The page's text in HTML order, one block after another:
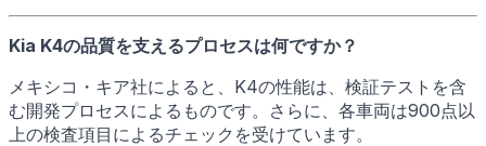
Kia K4の品質を支えるプロセスは何ですか？
メキシコ・キア社によると、K4の性能は、検証テストを含
む開発プロセスによるものです。さらに、各車両は900点以
上の検査項目によるチェックを受けています。